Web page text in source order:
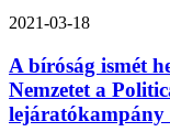
2021-03-18
A bíróság ismét
Nemzetet a
lejáratókampány